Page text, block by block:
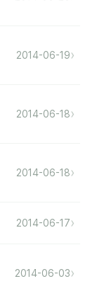
2014-06-19›
2014-06-18›
2014-06-18›
2014-06-17›
2014-06-03›